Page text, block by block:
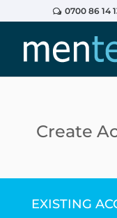
0700 86 14
Create
EXISTING